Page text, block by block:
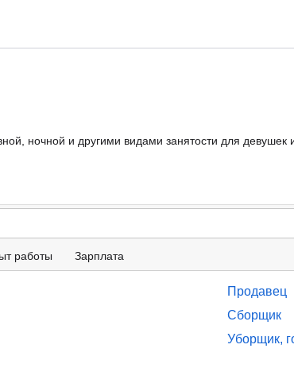
ночной и другими видами занятости для
работы Зарплата
Продавец
Сборщик
Уборщик,